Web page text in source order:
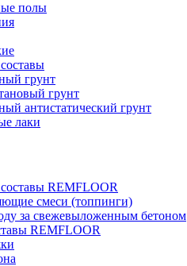
полы
грунт
грунт
антистатический грунт
лаки
REMFLOOR
смеси (топпинги)
за свежевыложенным бетоном
REMFLOOR